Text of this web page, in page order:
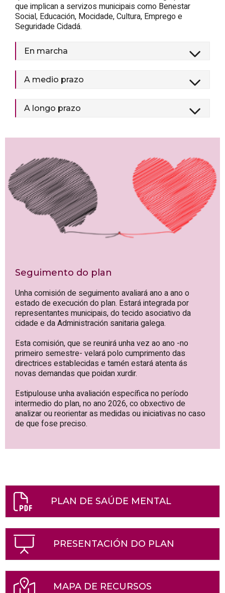
que implican a servizos municipais como Benestar
Social, Educación, Mocidade, Cultura, Emprego e
Seguridade Cidadá.
En marcha
A medio prazo
A longo prazo
Seguimento do plan
Unha comisión de seguimento avaliará ano a ano o
estado de execución do plan. Estará integrada por
representantes municipais, do tecido asociativo da
cidade e da Administración sanitaria galega.
Esta comisión, que se reunirá unha vez ao ano -no
primeiro semestre- velará polo cumprimento das
directrices establecidas e tamén estará atenta ás
novas demandas que poidan xurdir.
Estipulouse unha avaliación específica no período
intermedio do plan, no ano 2026, co obxectivo de
analizar ou reorientar as medidas ou iniciativas no caso
de que fose preciso.
PLAN DE SAÚDE MENTAL
PRESENTACIÓN DO PLAN
MAPA DE RECURSOS